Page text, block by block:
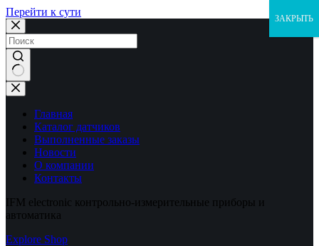
Перейти к сути
Ничего
не
найденоГлавная
Каталог датчиков
Выполненные заказы
Новости
О компании
Контакты
IFM electronic контрольно-измерительные приборы и
автоматика
Explore Shop
ЗАКРЫТЬ